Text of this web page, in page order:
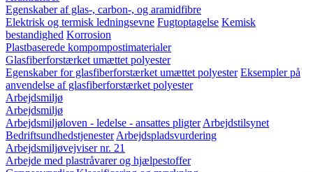
Egenskaber af glas-, carbon-, og aramidfibre
Elektrisk og termisk ledningsevne Fugtoptagelse Kemisk
bestandighed Korrosion
Plastbaserede kompompostimaterialer
Glasfiberforstærket umættet polyester
Egenskaber for glasfiberforstærket umættet polyester Eksempler på
anvendelse af glasfiberforstærket polyester
Arbejdsmiljø
Arbejdsmiljø
Arbejdsmiljøloven - ledelse - ansattes pligter Arbejdstilsynet
Bedriftsundhedstjenester Arbejdspladsvurdering
Arbejdsmiljøvejviser nr. 21
Arbejde med plastråvarer og hjælpestoffer